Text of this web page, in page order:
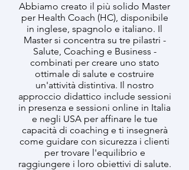
Abbiamo creato il più solido Master
per Health Coach (HC), disponibile
in inglese, spagnolo e italiano. Il
Master si concentra su tre pilastri -
Salute, Coaching e Business -
combinati per creare uno stato
ottimale di salute e costruire
un'attività distintiva. Il nostro
approccio didattico include sessioni
in presenza e sessioni online in Italia
e negli USA per affinare le tue
capacità di coaching e ti insegnerà
come guidare con sicurezza i clienti
per trovare l'equilibrio e
raggiungere i loro obiettivi di salute.